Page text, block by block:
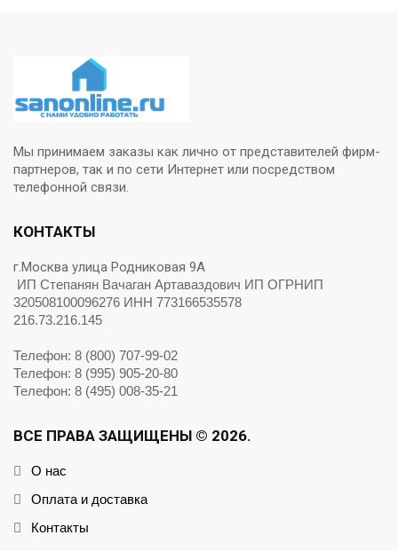
Мы принимаем заказы как лично от представителей фирм-
партнеров, так и по сети Интернет или посредством
телефонной связи.
КОНТАКТЫ
г.Москва улица Родниковая 9А
ИП Степанян Вачаган Артаваздович ИП ОГРНИП
320508100096276 ИНН 773166535578
216.73.216.145
Телефон: 8 (800) 707-99-02
Телефон: 8 (995) 905-20-80
Телефон: 8 (495) 008-35-21
ВСЕ ПРАВА ЗАЩИЩЕНЫ © 2026.
О нас
Оплата и доставка
Контакты